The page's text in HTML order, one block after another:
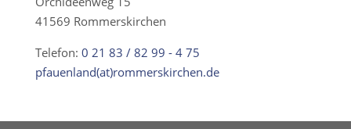
41569 Rommerskirchen
Telefon: 0 21 83 / 82 99 - 4 75
pfauenland(at)rommerskirchen.de